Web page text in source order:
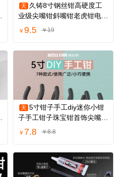
天 久铸8寸钢丝钳高硬度工
业级尖嘴钳斜嘴钳老虎钳电工
专用省力钳子
￥ 9.5 ￥19
天 5寸钳子手工diy迷你小钳
子手工钳子珠宝钳首饰尖嘴圆
嘴弯嘴针嘴钳
￥ 7.8 ￥8.8